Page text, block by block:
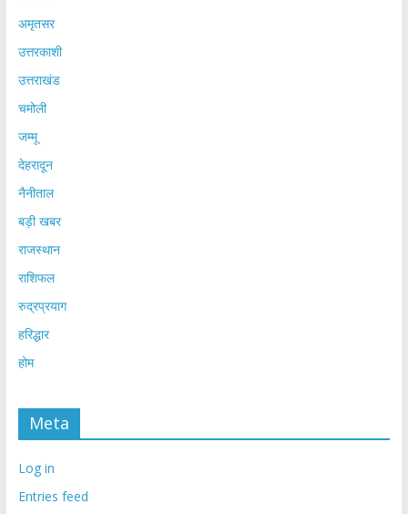
अमृतसर
उत्तरकाशी
उत्तराखंड
चमोली
जम्मू
देहरादून
नैनीताल
बड़ी खबर
राजस्थान
राशिफल
रुद्रप्रयाग
हरिद्धार
होम
Meta
Log in
Entries feed